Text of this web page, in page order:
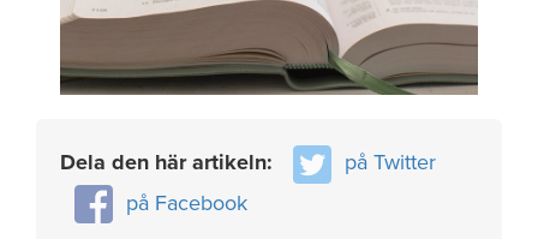
Dela den här artikeln:
på Twitter
på Facebook